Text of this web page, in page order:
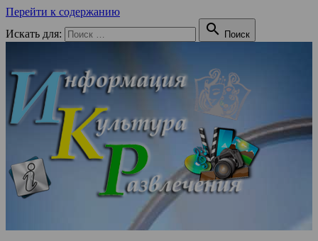
Перейти к содержанию
Искать для:
 Поиск